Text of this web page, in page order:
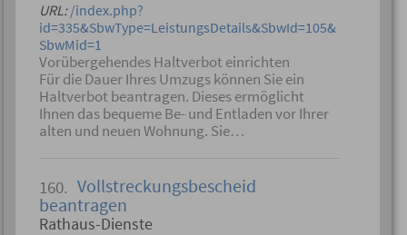
URL: /index.php?
id=335&SbwType=LeistungsDetails&SbwId=105&
SbwMid=1
Vorübergehendes Haltverbot einrichten
Für die Dauer Ihres Umzugs können Sie ein
Haltverbot beantragen. Dieses ermöglicht
Ihnen das bequeme Be- und Entladen vor Ihrer
alten und neuen Wohnung. Sie…
160. Vollstreckungsbescheid
beantragen
Rathaus-Dienste